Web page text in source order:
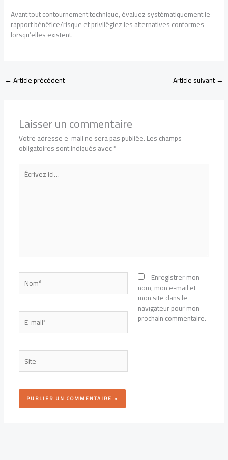
Avant tout contournement technique, évaluez systématiquement le
rapport bénéfice/risque et privilégiez les alternatives conformes
lorsqu’elles existent.
←Article précédent Article suivant→
Laisser un commentaire
Votre adresse e-mail ne sera pas publiée.Les champs
obligatoires sont indiqués avec*
Écrivez
ici…
Nom*
E-
mail*
Site
Enregistrer mon
nom, mon e-mail et
mon site dans le
navigateur pour mon
prochain commentaire.